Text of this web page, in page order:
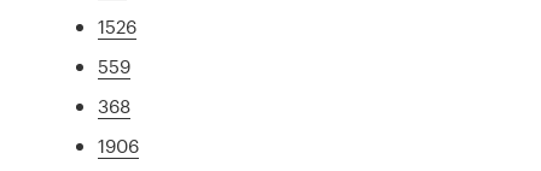
1526
559
368
1906